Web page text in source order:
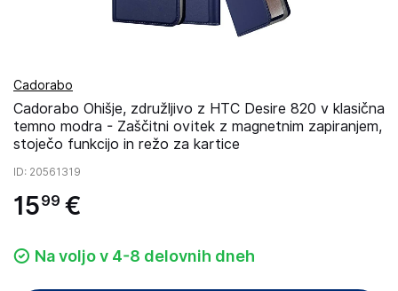
Cadorabo
Cadorabo Ohišje, združljivo z HTC Desire 820 v klasična
temno modra - Zaščitni ovitek z magnetnim zapiranjem,
stoječo funkcijo in režo za kartice
ID: 20561319
1599 €
Na voljo v 4-8 delovnih dneh